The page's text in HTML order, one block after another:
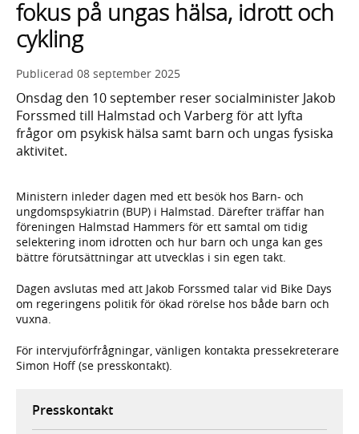
sökförslag
fokus på ungas hälsa, idrott och
cykling
Publicerad 08 september 2025
Onsdag den 10 september reser socialminister Jakob
Forssmed till Halmstad och Varberg för att lyfta
frågor om psykisk hälsa samt barn och ungas fysiska
aktivitet.
Ministern inleder dagen med ett besök hos Barn- och
ungdomspsykiatrin (BUP) i Halmstad. Därefter träffar han
föreningen Halmstad Hammers för ett samtal om tidig
selektering inom idrotten och hur barn och unga kan ges
bättre förutsättningar att utvecklas i sin egen takt.
Dagen avslutas med att Jakob Forssmed talar vid Bike Days
om regeringens politik för ökad rörelse hos både barn och
vuxna.
För intervjuförfrågningar, vänligen kontakta pressekreterare
Simon Hoff (se presskontakt).
Presskontakt